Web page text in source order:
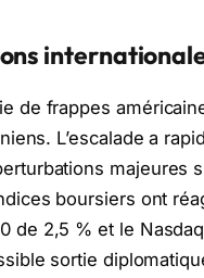
de frappes
L’escalade a
majeures
boursiers ont
de 2,5 % et le
sortie